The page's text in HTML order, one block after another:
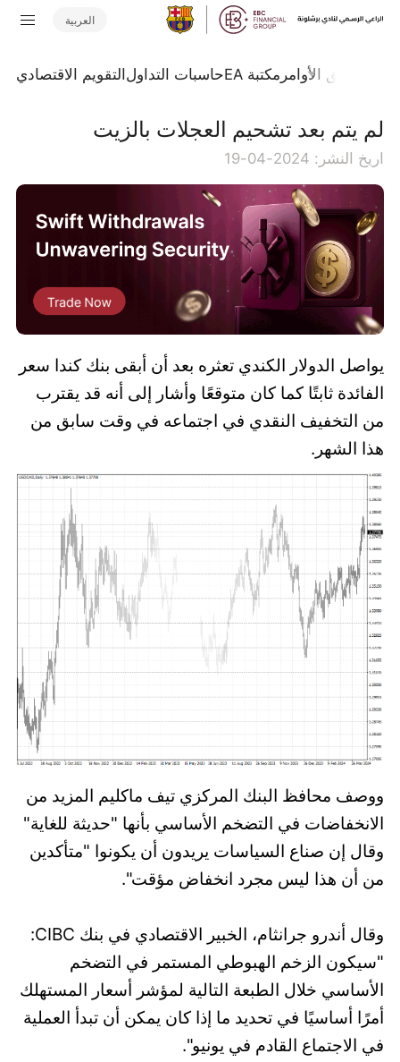
العربية
تدفق الأوامر مكتبة EA حاسبات التداولالتقويم الاقتصادي
​لم يتم بعد تشحيم العجلات بالزيت
اريخ النشر: 2024-04-19
يواصل الدولار الكندي تعثره بعد أن أبقى بنك كندا سعر
الفائدة ثابتًا كما كان متوقعًا وأشار إلى أنه قد يقترب
من التخفيف النقدي في اجتماعه في وقت سابق من
هذا الشهر.
ووصف محافظ البنك المركزي تيف ماكليم المزيد من
الانخفاضات في التضخم الأساسي بأنها "حديثة للغاية"
وقال إن صناع السياسات يريدون أن يكونوا "متأكدين
من أن هذا ليس مجرد انخفاض مؤقت".
وقال أندرو جرانثام، الخبير الاقتصادي في بنك CIBC:
"سيكون الزخم الهبوطي المستمر في التضخم
الأساسي خلال الطبعة التالية لمؤشر أسعار المستهلك
أمرًا أساسيًا في تحديد ما إذا كان يمكن أن تبدأ العملية
في الاجتماع القادم في يونيو".